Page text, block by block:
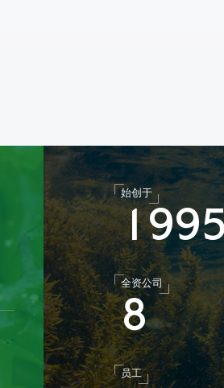
始创于
1 99
全资公司
8
员工